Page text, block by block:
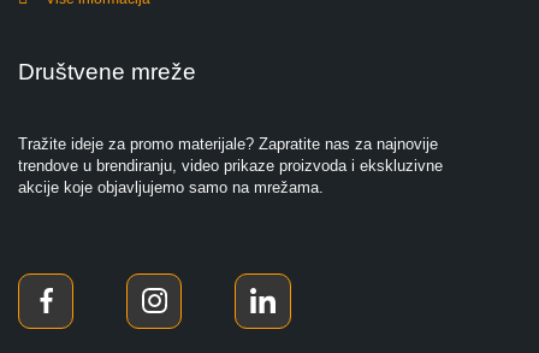
Društvene mreže
Tražite ideje za promo materijale? Zapratite nas za najnovije
trendove u brendiranju, video prikaze proizvoda i ekskluzivne
akcije koje objavljujemo samo na mrežama.